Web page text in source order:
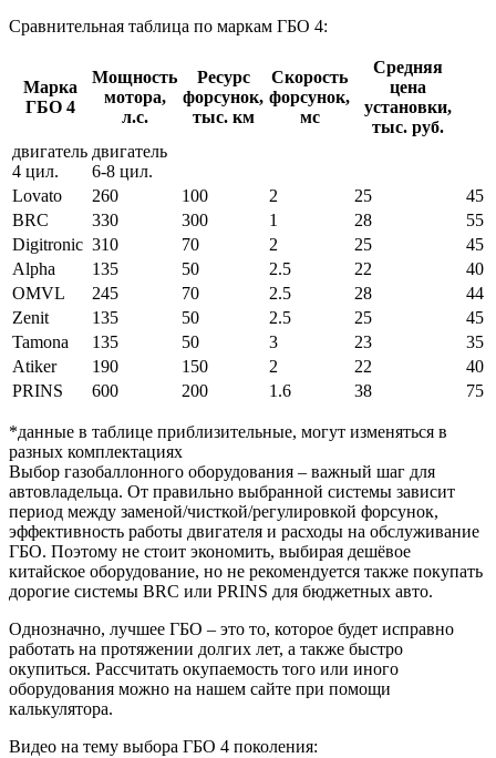
Сравнительная таблица по маркам ГБО 4:
Марка
ГБО 4
Мощность
мотора,
л.с.
Ресурс
форсунок,
тыс. км
Скорость
форсунок,
мс
Средняя
цена
установки,
тыс. руб.
двигатель
4 цил.
двигатель
6-8 цил.
Lovato
260 100 2 25
45
BRC
330 300 1 28
55
Digitronic 310 70 2 25
45
Alpha
135 50 2.5 22
40
OMVL
245 70 2.5 28
44
Zenit
135 50 2.5 25
45
Tamona
135 50 3 23
35
Atiker
190 150 2 22
40
PRINS
600 200 1.6 38 75
*данные в таблице приблизительные, могут изменяться в
разных комплектациях
Выбор газобаллонного оборудования – важный шаг для
автовладельца. От правильно выбранной системы зависит
период между заменой/чисткой/регулировкой форсунок,
эффективность работы двигателя и расходы на обслуживание
ГБО. Поэтому не стоит экономить, выбирая дешёвое
китайское оборудование, но не рекомендуется также покупать
дорогие системы BRC или PRINS для бюджетных авто.
Однозначно, лучшее ГБО – это то, которое будет исправно
работать на протяжении долгих лет, а также быстро
окупиться. Рассчитать окупаемость того или иного
оборудования можно на нашем сайте при помощи
калькулятора.
Видео на тему выбора ГБО 4 поколения: